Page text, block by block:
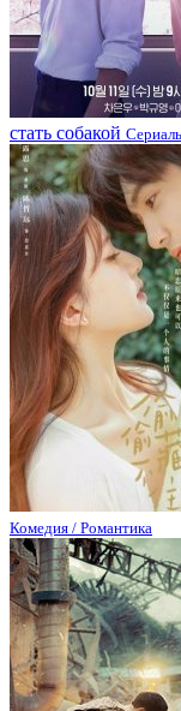
стать собакой
Комедия / Романтика